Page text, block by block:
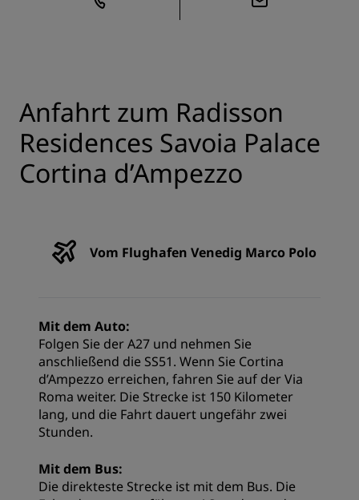
Anfahrt zum Radisson
Residences Savoia Palace
Cortina d’Ampezzo
Vom Flughafen Venedig Marco Polo
Mit dem Auto:
Folgen Sie der A27 und nehmen Sie
anschließend die SS51. Wenn Sie Cortina
d’Ampezzo erreichen, fahren Sie auf der Via
Roma weiter. Die Strecke ist 150 Kilometer
lang, und die Fahrt dauert ungefähr zwei
Stunden.
Mit dem Bus:
Die direkteste Strecke ist mit dem Bus. Die